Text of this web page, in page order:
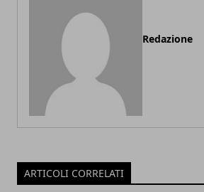
Redazione
ARTICOLI CORRELATI